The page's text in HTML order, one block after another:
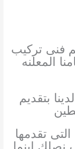
فنى تركيب
المعلنه
بتقديم
تقدمها